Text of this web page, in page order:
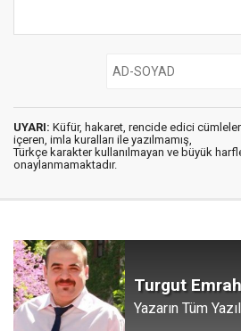
UYARI: Küfür, hakaret, rencide edici cümleler
içeren, imla kuralları ile yazılmamış,
Türkçe karakter kullanılmayan ve büyük
onaylanmamaktadır.
Turgut
Yazarın Tüm